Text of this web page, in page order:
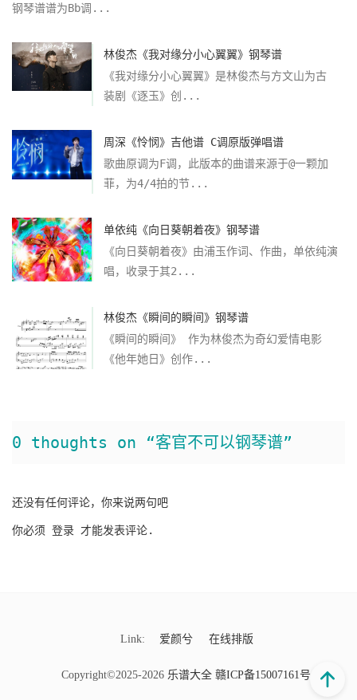
钢琴谱谱为Bb调...
林俊杰《我对缘分小心翼翼》钢琴谱
《我对缘分小心翼翼》是林俊杰与方文山为古
装剧《逐玉》创...
周深《怜悯》吉他谱 C调原版弹唱谱
歌曲原调为F调，此版本的曲谱来源于@一颗加
菲，为4/4拍的节...
单依纯《向日葵朝着夜》钢琴谱
《向日葵朝着夜》由浦玉作词、作曲，单依纯演
唱，收录于其2...
林俊杰《瞬间的瞬间》钢琴谱
《瞬间的瞬间》 作为林俊杰为奇幻爱情电影
《他年她日》创作...
0 thoughts on “客官不可以钢琴谱”
还没有任何评论，你来说两句吧
你必须 登录 才能发表评论.
Link: 爱颜兮 在线排版
Copyright©2025-2026 乐谱大全 赣ICP备15007161号-9